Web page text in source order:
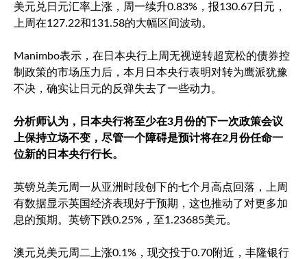
美元兑日元汇率上涨，周一续升0.83%，报130.67日元，
上周在127.22和131.58的大幅区间波动。
Manimbo表示，在日本央行上周无视逆转超宽松的债券控
制政策的市场压力后，本月日本央行表明对转为鹰派犹豫
不决，确实让日元的反弹失去了一些动力。
分析师认为，日本央行将至少在3月份的下一次政策会议
上保持立场不变，尽管一个障碍是预计将在2月份任命一
位新的日本央行行长。
英镑兑美元周一从亚洲时段创下的七个月高点回落，上周
有数据显示英国经济表现好于预期，这也推动了对更多加
息的预期。英镑下跌0.25%，至1.23685美元。
澳元兑美元周二上涨0.1%，现交投于0.70附近，丰隆银行